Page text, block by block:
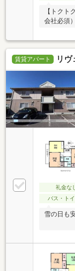
【トクト
会社必須）
賃貸アパート リヴ
礼金な
バス・ト
雪の日も